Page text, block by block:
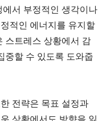
서 부정적인 생각이나
적인 에너지를 유지할
스트레스 상황에서 감
중할 수 있도록 도와줍
전략은 목표 설정과